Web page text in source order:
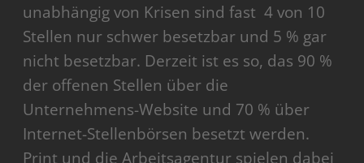
unabhängig von Krisen sind fast 4 von 10
Stellen nur schwer besetzbar und 5 % gar
nicht besetzbar. Derzeit ist es so, das 90 %
der offenen Stellen über die
Unternehmens-Website und 70 % über
Internet-Stellenbörsen besetzt werden.
Print und die Arbeitsagentur spielen dabei